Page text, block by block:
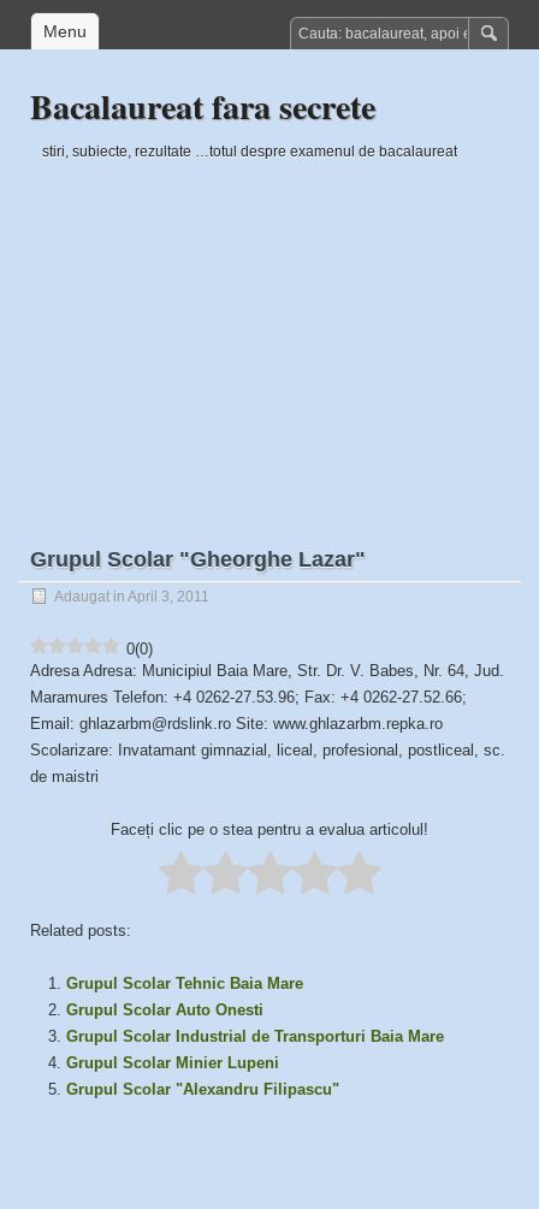
Menu
Bacalaureat fara secrete
stiri, subiecte, rezultate …totul despre examenul de bacalaureat
Grupul Scolar "Gheorghe Lazar"
Adaugat in April 3, 2011
0(0)
Adresa Adresa: Municipiul Baia Mare, Str. Dr. V. Babes, Nr. 64, Jud.
Maramures Telefon: +4 0262-27.53.96; Fax: +4 0262-27.52.66;
Email: ghlazarbm@rdslink.ro Site: www.ghlazarbm.repka.ro
Scolarizare: Invatamant gimnazial, liceal, profesional, postliceal, sc.
de maistri
Faceți clic pe o stea pentru a evalua articolul!
Related posts:
Grupul Scolar Tehnic Baia Mare
Grupul Scolar Auto Onesti
Grupul Scolar Industrial de Transporturi Baia Mare
Grupul Scolar Minier Lupeni
Grupul Scolar "Alexandru Filipascu"